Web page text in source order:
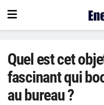
Quel est cet
fascinant qui
au bureau ?